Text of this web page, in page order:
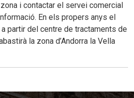
i contactar el servei comercial
En els propers anys el
partir del centre de tractaments de
la zona d’Andorra la Vella